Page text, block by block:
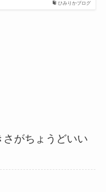
ひみりかブログ
がちょうどいい